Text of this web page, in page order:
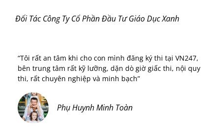
Đối Tác Công Ty Cổ Phần Đầu Tư Giáo Dục Xanh
“Tôi rất an tâm khi cho con mình đăng ký thi tại VN247,
bên trung tâm rất kỹ lưỡng, dặn dò giờ giấc thi, nội quy
thi, rất chuyên nghiệp và minh bạch”
Phụ Huynh Minh Toàn